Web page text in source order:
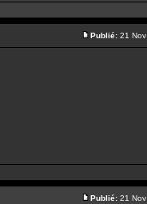
Publié: 21
Publié: 21